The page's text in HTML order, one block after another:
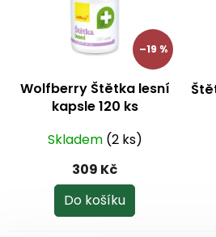
–19 %
Wolfberry Štětka lesní
kapsle 120 ks
Skladem (2 ks)
309 Kč
Do košíku